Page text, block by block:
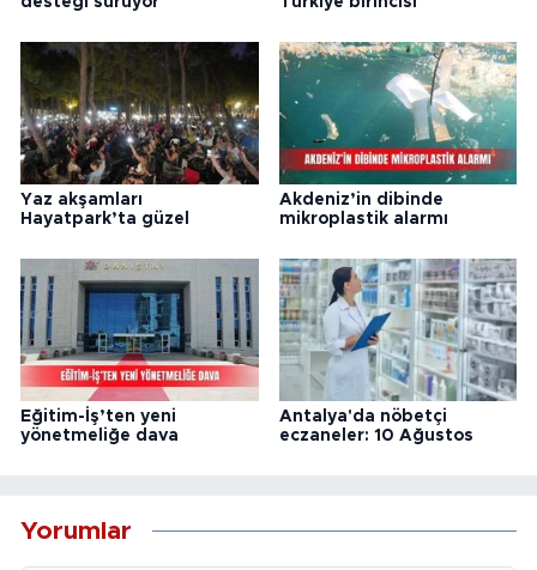
Yaz akşamları
Hayatpark’ta güzel
Akdeniz’in dibinde
mikroplastik alarmı
Eğitim-İş’ten yeni
yönetmeliğe dava
Antalya'da nöbetçi
eczaneler: 10 Ağustos
Yorumlar